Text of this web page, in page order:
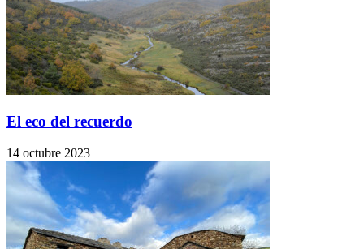
El eco del recuerdo
14 octubre 2023